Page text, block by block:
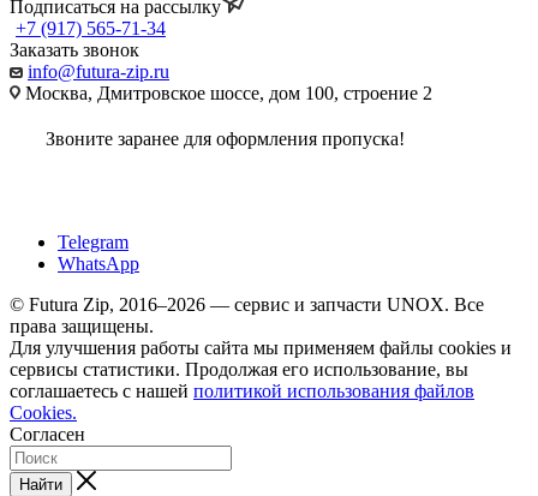
Подписаться на рассылку
+7 (917) 565-71-34
Заказать звонок
info@futura-zip.ru
Москва, Дмитровское шоссе, дом 100, строение 2
Звоните заранее для оформления пропуска!
Telegram
WhatsApp
© Futura Zip, 2016–2026 — сервис и запчасти UNOX. Все
права защищены.
Для улучшения работы сайта мы применяем файлы cookies и
сервисы статистики. Продолжая его использование, вы
соглашаетесь с нашей политикой использования файлов
Cookies.
Согласен
Найти